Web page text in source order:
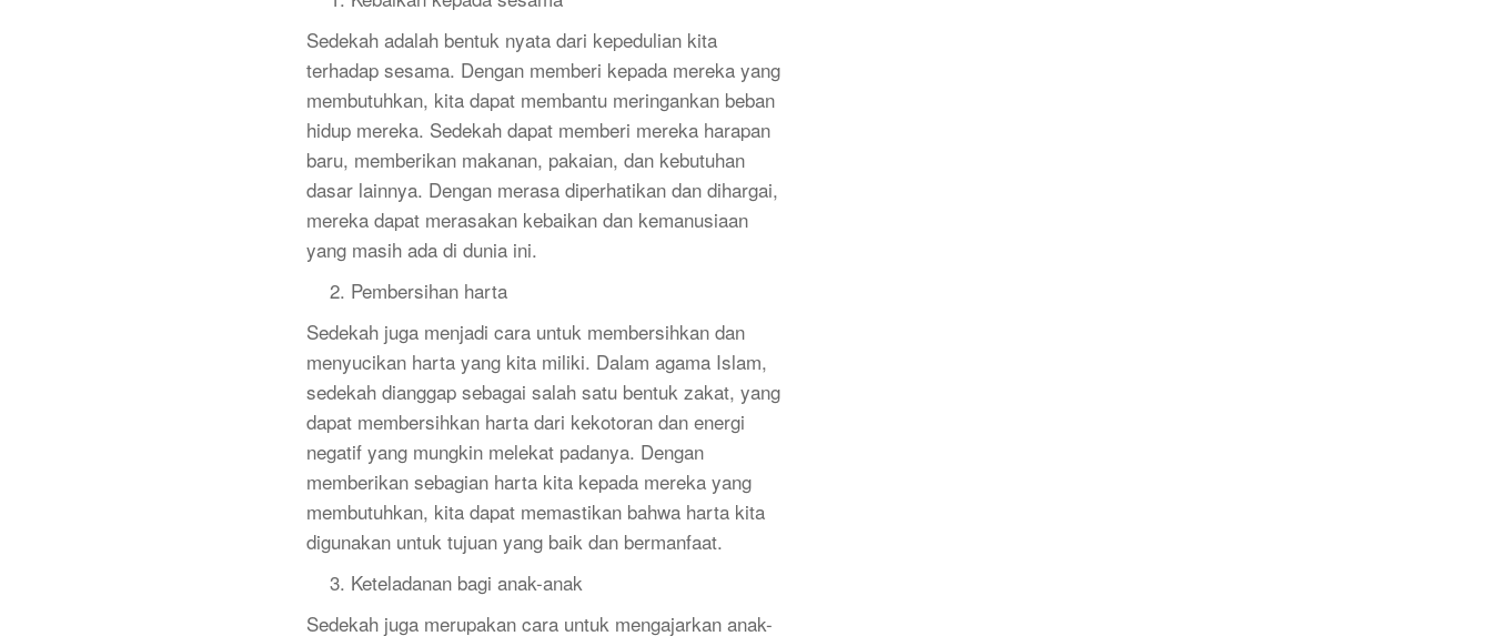
Sedekah adalah bentuk nyata dari kepedulian kita
terhadap sesama. Dengan memberi kepada mereka yang
membutuhkan, kita dapat membantu meringankan beban
hidup mereka. Sedekah dapat memberi mereka harapan
baru, memberikan makanan, pakaian, dan kebutuhan
dasar lainnya. Dengan merasa diperhatikan dan dihargai,
mereka dapat merasakan kebaikan dan kemanusiaan
yang masih ada di dunia ini.
Pembersihan harta
Sedekah juga menjadi cara untuk membersihkan dan
menyucikan harta yang kita miliki. Dalam agama Islam,
sedekah dianggap sebagai salah satu bentuk zakat, yang
dapat membersihkan harta dari kekotoran dan energi
negatif yang mungkin melekat padanya. Dengan
memberikan sebagian harta kita kepada mereka yang
membutuhkan, kita dapat memastikan bahwa harta kita
digunakan untuk tujuan yang baik dan bermanfaat.
Keteladanan bagi anak-anak
Sedekah juga merupakan cara untuk mengajarkan anak-